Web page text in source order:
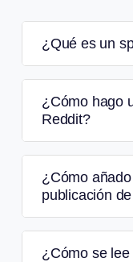
¿Qué es un
¿Cómo hago
Reddit?
¿Cómo
publicación
¿Cómo se